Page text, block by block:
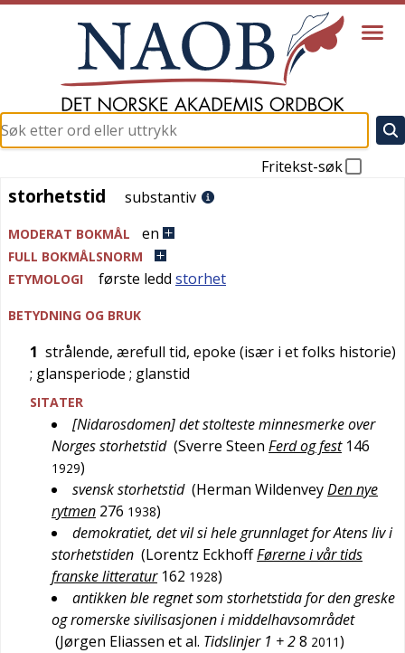
Fritekst-søk
storhetstid
storhetstid substantiv
MODERAT BOKMÅL en
FULL BOKMÅLSNORM
ETYMOLOGI
første ledd storhet
BETYDNING OG BRUK
1 strålende, ærefull tid, epoke (især i et folks historie)
; glansperiode ; glanstid
SITATER
[Nidarosdomen] det stolteste minnesmerke over
Norges storhetstid (Sverre Steen Ferd og fest 146
1929)
svensk storhetstid (Herman WildenveyDen nye
rytmen 276 1938)
demokratiet, det vil si hele grunnlaget for Atens liv i
storhetstiden (Lorentz EckhoffFørerne i vår tids
franske litteratur 162 1928)
antikken ble regnet som storhetstida for den greske
og romerske sivilisasjonen i middelhavsområdet
(Jørgen Eliassen et al. Tidslinjer 1 + 28 2011)